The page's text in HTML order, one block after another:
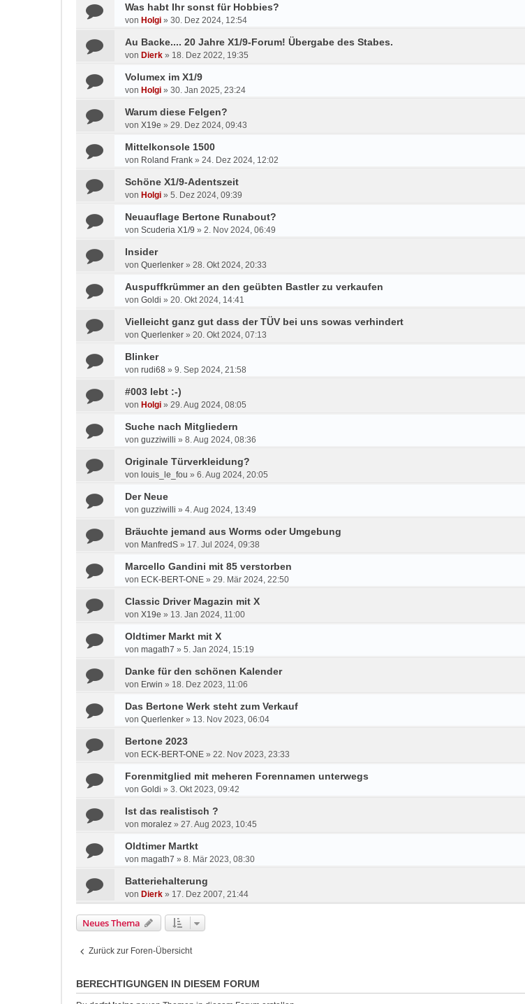
Was habt Ihr sonst für Hobbies?
von Holgi » 30. Dez 2024, 12:54
Au Backe.... 20 Jahre X1/9-Forum! Übergabe des Stabes.
von Dierk » 18. Dez 2022, 19:35
Volumex im X1/9
von Holgi » 30. Jan 2025, 23:24
Warum diese Felgen?
von X19e » 29. Dez 2024, 09:43
Mittelkonsole 1500
von Roland Frank » 24. Dez 2024, 12:02
Schöne X1/9-Adentszeit
von Holgi » 5. Dez 2024, 09:39
Neuauflage Bertone Runabout?
von Scuderia X1/9 » 2. Nov 2024, 06:49
Insider
von Querlenker » 28. Okt 2024, 20:33
Auspuffkrümmer an den geübten Bastler zu verkaufen
von Goldi » 20. Okt 2024, 14:41
Vielleicht ganz gut dass der TÜV bei uns sowas verhindert
von Querlenker » 20. Okt 2024, 07:13
Blinker
von rudi68 » 9. Sep 2024, 21:58
#003 lebt :-)
von Holgi » 29. Aug 2024, 08:05
Suche nach Mitgliedern
von guzziwilli » 8. Aug 2024, 08:36
Originale Türverkleidung?
von louis_le_fou » 6. Aug 2024, 20:05
Der Neue
von guzziwilli » 4. Aug 2024, 13:49
Bräuchte jemand aus Worms oder Umgebung
von ManfredS » 17. Jul 2024, 09:38
Marcello Gandini mit 85 verstorben
von ECK-BERT-ONE » 29. Mär 2024, 22:50
Classic Driver Magazin mit X
von X19e » 13. Jan 2024, 11:00
Oldtimer Markt mit X
von magath7 » 5. Jan 2024, 15:19
Danke für den schönen Kalender
von Erwin » 18. Dez 2023, 11:06
Das Bertone Werk steht zum Verkauf
von Querlenker » 13. Nov 2023, 06:04
Bertone 2023
von ECK-BERT-ONE » 22. Nov 2023, 23:33
Forenmitglied mit meheren Forennamen unterwegs
von Goldi » 3. Okt 2023, 09:42
Ist das realistisch ?
von moralez » 27. Aug 2023, 10:45
Oldtimer Martkt
von magath7 » 8. Mär 2023, 08:30
Batteriehalterung
von Dierk » 17. Dez 2007, 21:44
Neues Thema
Zurück zur Foren-Übersicht
BERECHTIGUNGEN IN DIESEM FORUM